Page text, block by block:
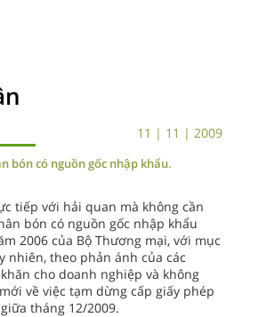
11 | 11 | 2009
bón có nguồn gốc nhập khẩu.
tiếp với hải quan mà không cần
bón có nguồn gốc nhập khẩu
2006 của Bộ Thương mại, với mục
theo phản ánh của các
cho doanh nghiệp và không
về việc tạm dừng cấp giấy phép
tháng 12/2009.